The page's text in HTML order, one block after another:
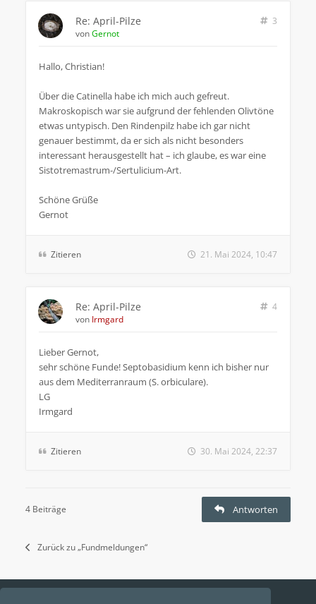
Re: April-Pilze
3
vonGernot
Hallo, Christian!
Über die Catinella habe ich mich auch gefreut.
Makroskopisch war sie aufgrund der fehlenden Olivtöne
etwas untypisch. Den Rindenpilz habe ich gar nicht
genauer bestimmt, da er sich als nicht besonders
interessant herausgestellt hat – ich glaube, es war eine
Sistotremastrum-/Sertulicium-Art.
Schöne Grüße
Gernot
Zitieren 21. Mai 2024, 10:47
Re: April-Pilze
4
von Irmgard
Lieber Gernot,
sehr schöne Funde! Septobasidium kenn ich bisher nur
aus dem Mediterranraum (S. orbiculare).
LG
Irmgard
Zitieren 30. Mai 2024, 22:37
4 Beiträge Antworten
Zurück zu „Fundmeldungen“